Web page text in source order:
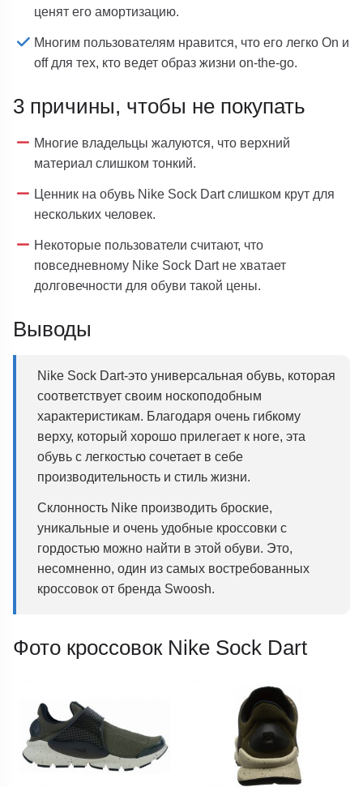
ценят его амортизацию.
Многим пользователям нравится, что его легко On и
off для тех, кто ведет образ жизни on-the-go.
3 причины, чтобы не покупать
Многие владельцы жалуются, что верхний
материал слишком тонкий.
Ценник на обувь Nike Sock Dart слишком крут для
нескольких человек.
Некоторые пользователи считают, что
повседневному Nike Sock Dart не хватает
долговечности для обуви такой цены.
Выводы
Nike Sock Dart-это универсальная обувь, которая
соответствует своим носкоподобным
характеристикам. Благодаря очень гибкому
верху, который хорошо прилегает к ноге, эта
обувь с легкостью сочетает в себе
производительность и стиль жизни.
Склонность Nike производить броские,
уникальные и очень удобные кроссовки с
гордостью можно найти в этой обуви. Это,
несомненно, один из самых востребованных
кроссовок от бренда Swoosh.
Фото кроссовок Nike Sock Dart